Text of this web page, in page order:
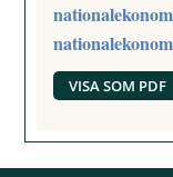
VISA SOM PDF